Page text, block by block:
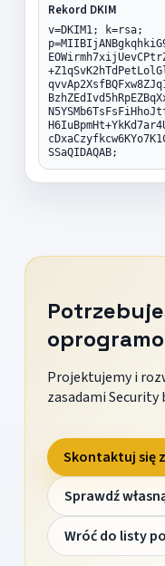
Rekord DKIM
v=DKIM1; k=rsa;
SSaQIDAQAB;
Projektujemy i
zasadami Security
Skontaktuj się
Sprawdź
Wróć do listy